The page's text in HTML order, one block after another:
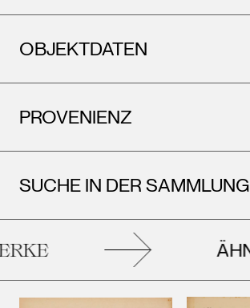
OBJEKTDATEN
PROVENIENZ
SUCHE IN DER SAMMLUNG